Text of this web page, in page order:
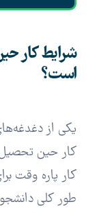
شرایط کار
است؟
یکی از
کار حین تحصیل
کار پاره وقت
طور کلی